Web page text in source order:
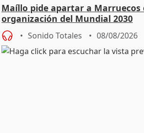
Maíllo pide apartar a Marruecos
organización del Mundial 2030
Sonido Totales 08/08/2026